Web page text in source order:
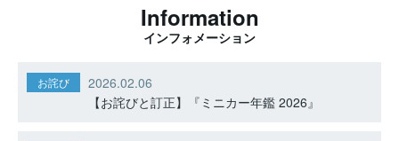
Information
インフォメーション
お詫び
2026.02.06
【お詫びと訂正】『ミニカー年鑑 2026』